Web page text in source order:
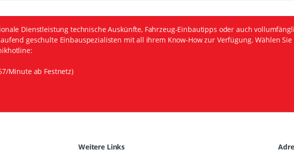
Dienstleistung technische Auskünfte, Fahrzeug-Einbautipps oder auch
geschulte Einbauspezialisten mit all ihrem Know-How zur Verfügung. Wählen
Minute ab Festnetz)
Weitere Links